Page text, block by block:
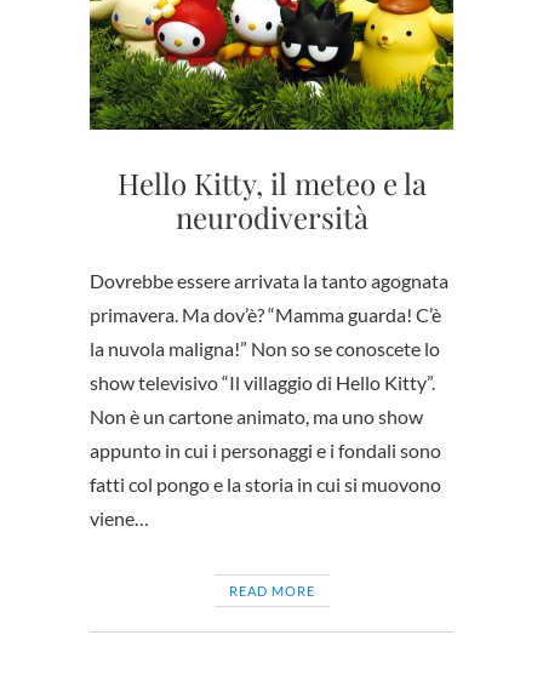
Hello Kitty, il meteo e la
neurodiversità
Dovrebbe essere arrivata la tanto agognata
primavera. Ma dov’è? “Mamma guarda! C’è
la nuvola maligna!” Non so se conoscete lo
show televisivo “Il villaggio di Hello Kitty”.
Non è un cartone animato, ma uno show
appunto in cui i personaggi e i fondali sono
fatti col pongo e la storia in cui si muovono
viene…
READ MORE